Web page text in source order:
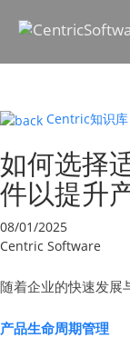
Centric知识库
如何选择
件以提升
08/01/2025
Centric Software
随着企业的快速发展
产品生命周期管理